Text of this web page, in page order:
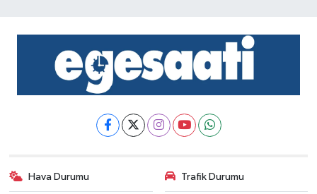
Hava Durumu Trafik Durumu